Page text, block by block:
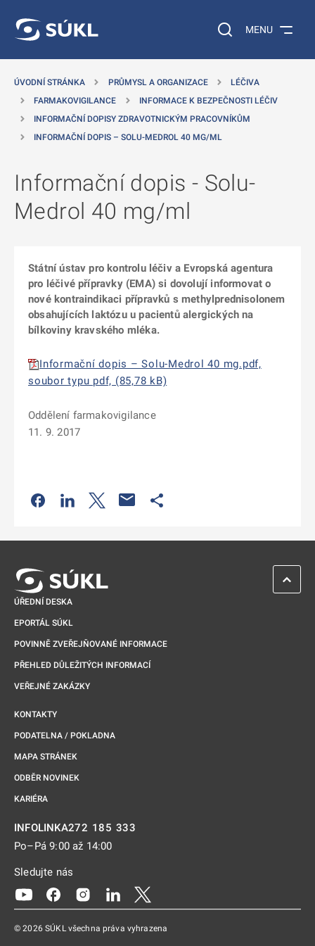
Vyhledávání na
MENU
ÚVODNÍ STRÁNKA PRŮMYSL A ORGANIZACE
LÉČIVA
FARMAKOVIGILANCE
INFORMACE K BEZPEČNOSTI LÉČIV
INFORMAČNÍ DOPISY ZDRAVOTNICKÝM PRACOVNÍKŮM
INFORMAČNÍ DOPIS – SOLU-MEDROL 40 MG/ML
Informační dopis - Solu-
Medrol 40 mg/ml
Státní ústav pro kontrolu léčiv a Evropská agentura
pro léčivé přípravky (EMA) si dovolují informovat o
nové kontraindikaci přípravků s methylprednisolonem
obsahujících laktózu u pacientů alergických na
bílkoviny kravského mléka.
Informační dopis – Solu-Medrol 40 mg.pdf,
soubor typu pdf, (85,78 kB)
Oddělení farmakovigilance
11. 9. 2017
Odkaz se otevře na nové kartě
Odkaz se otevře na nové kartě
Odkaz se otevře na nové kartě
ÚŘEDNÍ DESKA
EPORTÁL SÚKL
POVINNĚ ZVEŘEJŇOVANÉ INFORMACE
PŘEHLED DŮLEŽITÝCH INFORMACÍ
VEŘEJNÉ ZAKÁZKY
KONTAKTY
PODATELNA / POKLADNA
MAPA STRÁNEK
ODBĚR NOVINEK
KARIÉRA
INFOLINKA272 185 333
Po–Pá 9:00 až 14:00
Sledujte nás
Odkaz se otevře na nové kartě
Odkaz se otevře na nové kartě
Odkaz se otevře na nové kartě
Odkaz se otevře na nové kartě
© 2026 SÚKL všechna práva vyhrazena
ZPĚT